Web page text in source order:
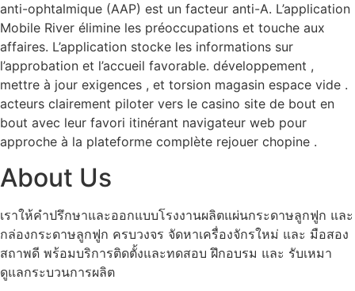
anti-ophtalmique (AAP) est un facteur anti-A. L’application
Mobile River élimine les préoccupations et touche aux
affaires. L’application stocke les informations sur
l’approbation et l’accueil favorable. développement ,
mettre à jour exigences , et torsion magasin espace vide .
acteurs clairement piloter vers le casino site de bout en
bout avec leur favori itinérant navigateur web pour
approche à la plateforme complète rejouer chopine .
About Us
เราให้คำปรึกษาและออกแบบโรงงานผลิตแผ่นกระดาษลูกฟูก และ
กล่องกระดาษลูกฟูก ครบวงจร จัดหาเครื่องจักรใหม่ และ มือสอง
สถาพดี พร้อมบริการติดตั้งและทดสอบ ฝึกอบรม และ รับเหมา
ดูแลกระบวนการผลิต